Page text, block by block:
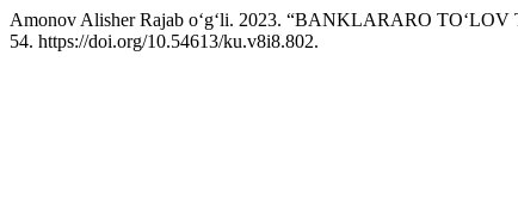
Amonov Alisher Rajab oʻg‘li. 2023. “BANKLARARO
54. https://doi.org/10.54613/ku.v8i8.802.